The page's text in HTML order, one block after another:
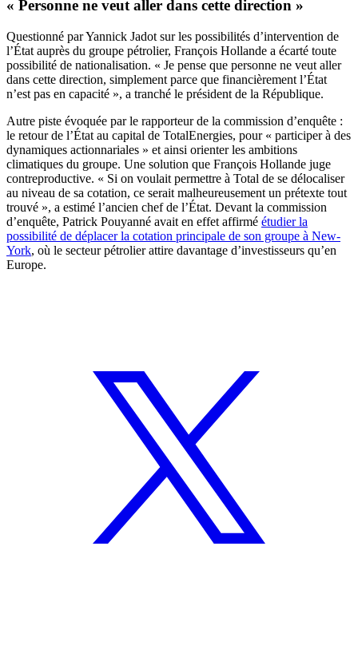
« Personne ne veut aller dans cette direction »
Questionné par Yannick Jadot sur les possibilités d’intervention de
l’État auprès du groupe pétrolier, François Hollande a écarté toute
possibilité de nationalisation. « Je pense que personne ne veut aller
dans cette direction, simplement parce que financièrement l’État
n’est pas en capacité », a tranché le président de la République.
Autre piste évoquée par le rapporteur de la commission d’enquête :
le retour de l’État au capital de TotalEnergies, pour « participer à des
dynamiques actionnariales » et ainsi orienter les ambitions
climatiques du groupe. Une solution que François Hollande juge
contreproductive. « Si on voulait permettre à Total de se délocaliser
au niveau de sa cotation, ce serait malheureusement un prétexte tout
trouvé », a estimé l’ancien chef de l’État. Devant la commission
d’enquête, Patrick Pouyanné avait en effet affirmé étudier la
possibilité de déplacer la cotation principale de son groupe à New-
York, où le secteur pétrolier attire davantage d’investisseurs qu’en
Europe.